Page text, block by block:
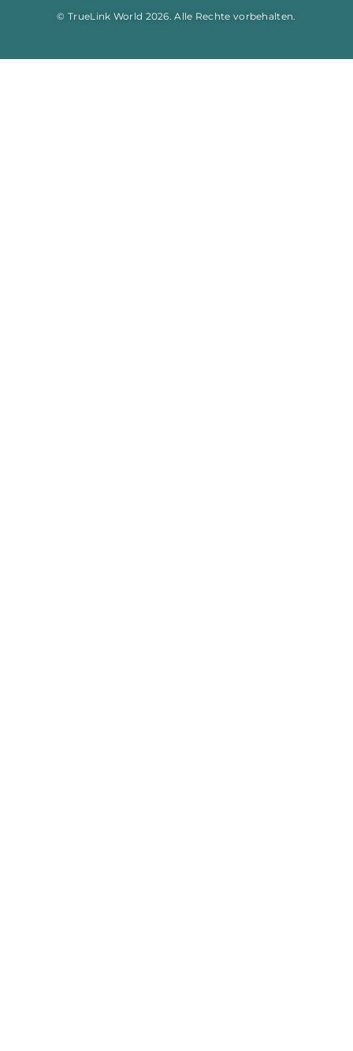
© TrueLink World 2026. Alle Rechte vorbehalten.